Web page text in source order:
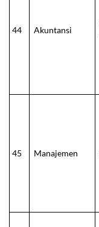
44 Akuntansi
45 Manajemen